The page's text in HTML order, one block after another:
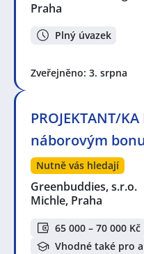
Praha
Plný úvazek
Zveřejněno: 3. srpna
PROJEKTANT/KA
náborovým
Nutně vás hledají
Greenbuddies, s.r.o.
Michle, Praha
65 000 – 70 000 Kč
Vhodné také pro